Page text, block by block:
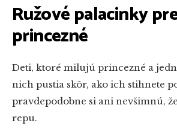
Ružové palacinky
princezné
Deti, ktoré milujú princezné a
nich pustia skôr, ako ich stihnete
pravdepodobne si ani nevšimnú,
repu.